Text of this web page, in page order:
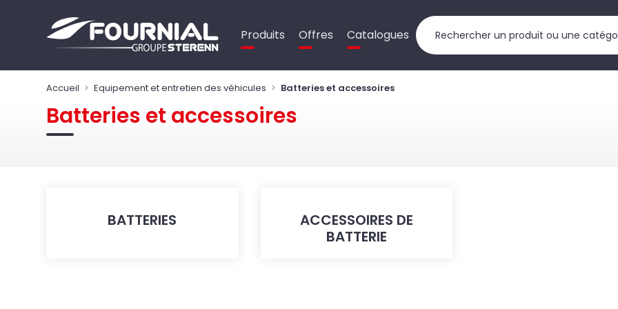
Produits Offres Catalogues
Accueil Equipement et entretien des véhicules Batteries et accessoires
Batteries et accessoires
BATTERIES
ACCESSOIRES DE
BATTERIE